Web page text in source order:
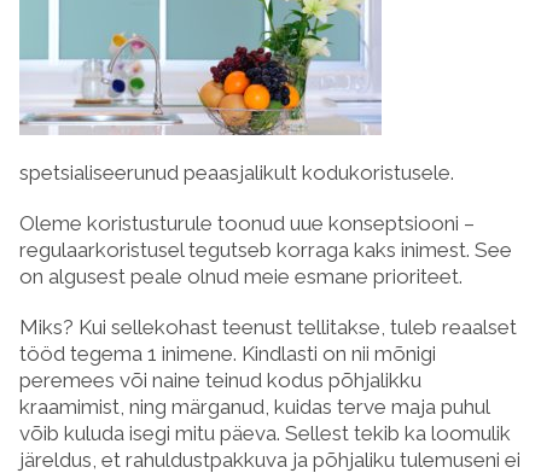
spetsialiseerunud peaasjalikult kodukoristusele.
Oleme koristusturule toonud uue konseptsiooni –
regulaarkoristusel tegutseb korraga kaks inimest. See
on algusest peale olnud meie esmane prioriteet.
Miks? Kui sellekohast teenust tellitakse, tuleb reaalset
tööd tegema 1 inimene. Kindlasti on nii mõnigi
peremees või naine teinud kodus põhjalikku
kraamimist, ning märganud, kuidas terve maja puhul
võib kuluda isegi mitu päeva. Sellest tekib ka loomulik
järeldus, et rahuldustpakkuva ja põhjaliku tulemuseni ei